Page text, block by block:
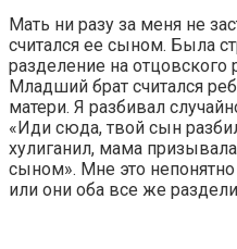
Мать ни разу за меня не
считался ее сыном. Была
разделение на отцовского
Младший брат считался
матери. Я разбивал
«Иди сюда, твой сын
хулиганил, мама
сыном». Мне это
или они оба все же